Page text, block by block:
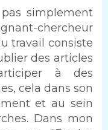
simplement
chercheur
travail consiste
des articles
à des
cela dans son
et au sein
Dans mon